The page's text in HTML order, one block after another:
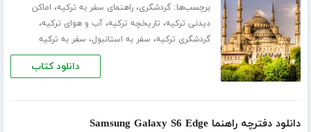
برچسب‌ها:گردشگری،راهنمای سفر به ترکیه، اماکن
دیدنی ترکیه، تاریخچه ترکیه،آب و هوای ترکیه،
گردشگری ترکیه، سفر به استانبول، سفر به ترکیه
دانلود کتاب
دانلود دفترچه راهنما Samsung Galaxy S6 Edge